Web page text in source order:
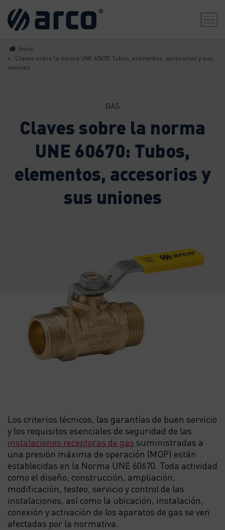
Inicio
>
Claves sobre la norma UNE 60670: Tubos, elementos, accesorios y sus
uniones
GAS
Claves sobre la norma
UNE 60670: Tubos,
elementos, accesorios y
sus uniones
Los criterios técnicos, las garantías de buen servicio
y los requisitos esenciales de seguridad de las
instalaciones receptoras de gas suministradas a
una presión máxima de operación (MOP) están
establecidas en la Norma UNE 60670. Toda actividad
como el diseño, construcción, ampliación,
modificación, testeo, servicio y control de las
instalaciones, así como la ubicación, instalación,
conexión y activación de los aparatos de gas se ven
afectadas por la normativa.